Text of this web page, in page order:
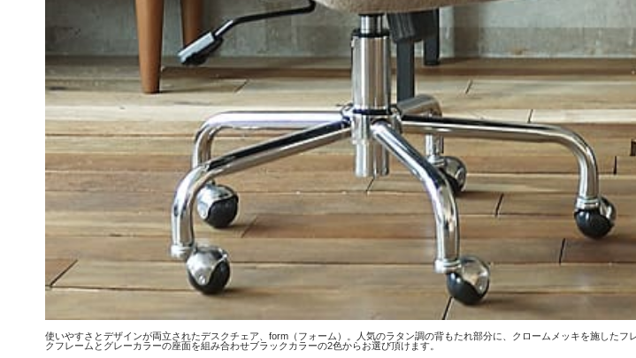
使いやすさとデザインが両立されたデスクチェア、form（フォーム）。人気のラタン調の背もたれ部分に、クロームメッキを施した
クフレームとグレーカラーの座面を組み合わせブラックカラーの2色からお選び頂けます。